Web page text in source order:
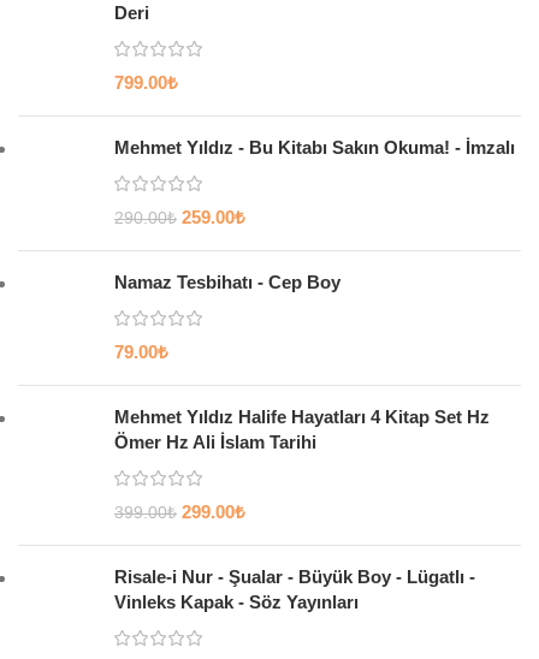
Deri
799.00₺
Mehmet Yıldız - Bu Kitabı Sakın Okuma! - İmzalı
290.00₺ 259.00₺
Namaz Tesbihatı - Cep Boy
79.00₺
Mehmet Yıldız Halife Hayatları 4 Kitap Set Hz
Ömer Hz Ali İslam Tarihi
399.00₺ 299.00₺
Risale-i Nur - Şualar - Büyük Boy - Lügatlı -
Vinleks Kapak - Söz Yayınları